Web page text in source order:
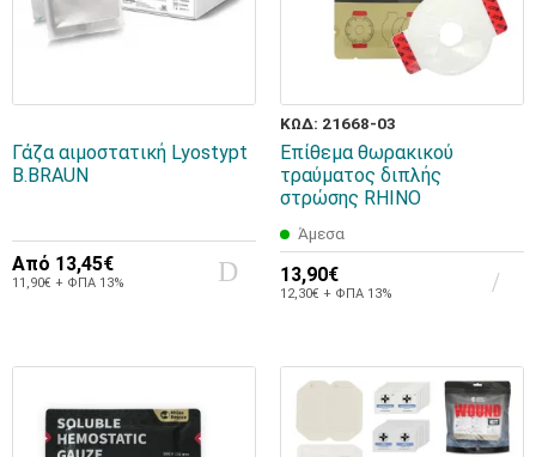
Γάζα αιμοστατική Lyostypt
B.BRAUN
Από 13,45€
11,90€ + ΦΠΑ 13%
ΚΩΔ: 21668-03
Επίθεμα θωρακικού
τραύματος διπλής
στρώσης RHINO
Άμεσα
13,90€
12,30€ + ΦΠΑ 13%